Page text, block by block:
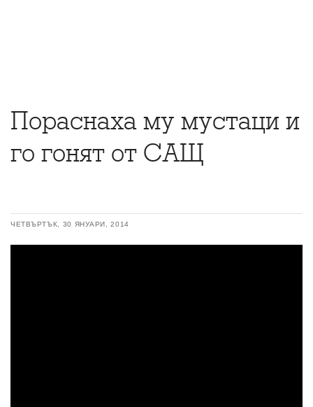
Пораснаха му мустаци и
го гонят от САЩ
ЧЕТВЪРТЪК, 30 ЯНУАРИ, 2014